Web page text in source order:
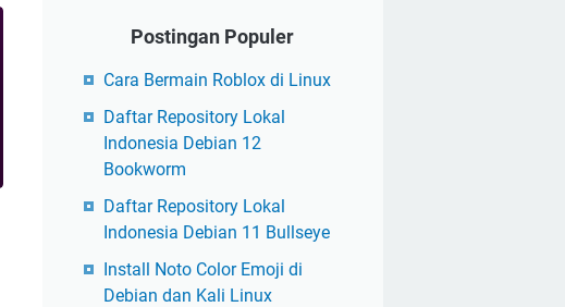
Postingan Populer
Cara Bermain Roblox di Linux
Daftar Repository Lokal
Indonesia Debian 12
Bookworm
Daftar Repository Lokal
Indonesia Debian 11 Bullseye
Install Noto Color Emoji di
Debian dan Kali Linux